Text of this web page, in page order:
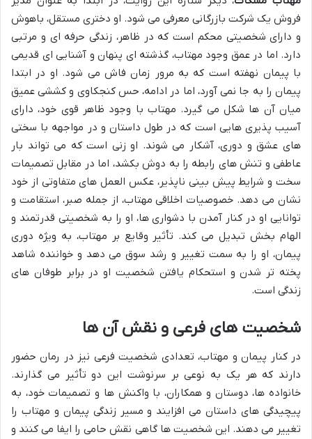
فروش یک شرکت بازرگانی معرفی می شود. او دختری مستقل، باهوش
و دارای شخصیتی محکم است که در ظاهر، زندگی حرفه ای و مرتبی
دارد. اما در عمق وجود مهتاب، گذشته ای پنهان و آشنایی ای قدیمی
با پیمان نهفته است که به مرور زمان فاش می شود. او در ابتدا
پیمان را به جا نمی آورد، اما در ادامه، حس کنجکاوی و کششی عمیق
میان آن ها شکل می گیرد. مهتاب با وجود ظاهر قوی خود، دارای
آسیب پذیری هایی است که در طول داستان و در مواجهه با سختی
های عشق و دوری، آشکار می شوند. او زنی است که می تواند بار
عاطفی و تنش های رابطه را به دوش بکشد، اما در مقابل تصمیمات
سخت و شرایط پیش بینی ناپذیر، عکس العمل های متفاوتی از خود
نشان می دهد. خصوصیات اخلاقی مهتاب، از جمله صبر، استقامت و
توانایی او در کنار آمدن با دشواری ها، او را به شخصیتی قدرتمند و
الهام بخش تبدیل می کند. تأثیر وقایع بر مهتاب، به ویژه دوری
پیمان، او را به سمت تغییر و رشد سوق می دهد و خواننده شاهد
پخته تر شدن و استحکام یافتن شخصیت او در برابر طوفان های
زندگی است.
شخصیت های فرعی و نقش آن ها
در کنار پیمان و مهتاب، تعدادی شخصیت فرعی نیز در رمان حضور
دارند که هر یک به نوعی بر سرنوشت این دو تأثیر می گذارند.
خانواده ها، دوستان و همکاران، با واکنش ها و تصمیمات خود، به
پیچیدگی های داستان می افزایند و مسیر زندگی پیمان و مهتاب را
تغییر می دهند. این شخصیت ها گاهی نقش حامی را ایفا می کنند و